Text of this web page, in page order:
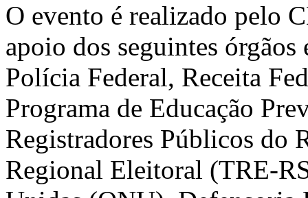
O evento é realizado pelo
apoio dos seguintes
Polícia Federal, Receita
Programa de Educação
Registradores Públicos do
Regional Eleitoral (TRE-